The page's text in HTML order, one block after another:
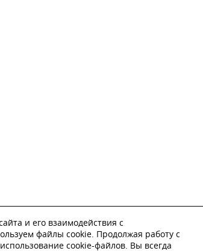
НУЖНА КОНСУЛЬТАЦИЯ?
и его взаимодействия с
файлы cookie. Продолжая работу с
cookie-файлов. Вы всегда